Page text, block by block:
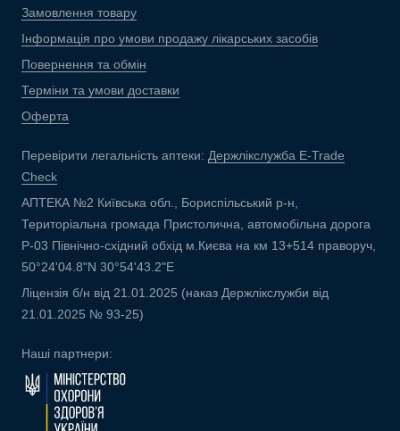
Замовлення товару
Інформація про умови продажу лікарських засобів
Повернення та обмін
Терміни та умови доставки
Оферта
Перевірити легальність аптеки: Держлікслужба E-Trade
Check
АПТЕКА №2 Київська обл., Бориспільський р-н,
Територіальна громада Пристолична, автомобільна дорога
Р-03 Північно-східний обхід м.Києва на км 13+514 праворуч,
50°24'04.8"N 30°54'43.2"E
Ліцензія б/н від 21.01.2025 (наказ Держлікслужби від
21.01.2025 № 93-25)
Наші партнери: